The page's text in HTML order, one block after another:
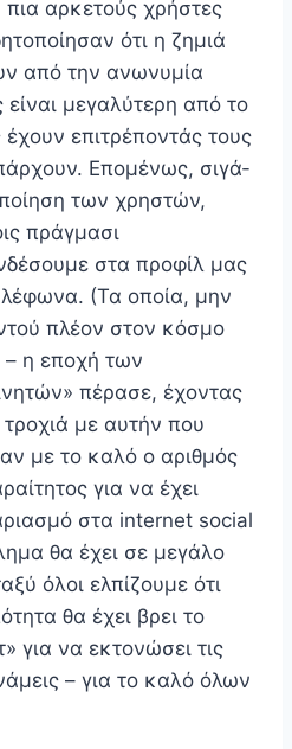
αρκετούς χρήστες
ότι η ζημιά
από την ανωνυμία
μεγαλύτερη από το
επιτρέποντάς τους
Επομένως, σιγά-
των χρηστών,
πράγμασι
στα προφίλ μας
(Τα οποία, μην
πλέον στον κόσμο
– η εποχή των
πέρασε, έχοντας
με αυτήν που
με το καλό ο αριθμός
για να έχει
στα internet social
θα έχει σε μεγάλο
όλοι ελπίζουμε ότι
θα έχει βρει το
για να εκτονώσει τις
– για το καλό όλων